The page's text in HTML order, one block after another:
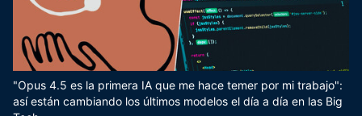
"Opus 4.5 es la primera IA que me hace temer por mi trabajo":
así están cambiando los últimos modelos el día a día en las Big